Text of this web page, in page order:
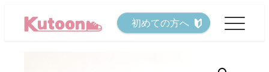
初めての方へ